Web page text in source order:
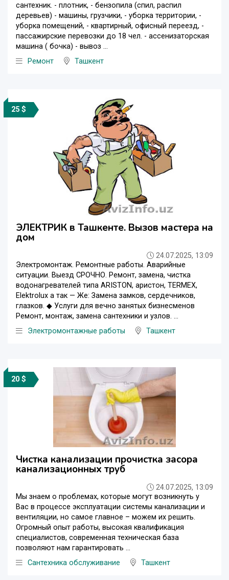
сантехник. - плотник, - бензопила (спил, распил
деревьев) - машины, грузчики, - уборка территории, -
уборка помещений, - квартирный, офисный переезд, -
пассажирские перевозки до 18 чел. - ассенизаторская
машина ( бочка) - вывоз ...
Ремонт
Ташкент
25 $
ЭЛЕКТРИК в Ташкенте. Вызов мастера на
дом
24.07.2025, 13:09
Электромонтаж. Ремонтные работы. Аварийные
ситуации. Выезд СРОЧНО. Ремонт, замена, чистка
водонагревателей типа АRISTON, аристон, TERMEX,
Elektrolux а так — Же: Замена замков, сердечников,
глазков. ◆ Услуги для вечно занятых бизнесменов
Ремонт, монтаж, замена сантехники и узлов. ...
Электромонтажные работы
Ташкент
20 $
Чистка канализации прочистка засора
канализационных труб
24.07.2025, 13:09
Мы знаем о проблемах, которые могут возникнуть у
Вас в процессе эксплуатации системы канализации и
вентиляции, но самое главное – можем их решить.
Огромный опыт работы, высокая квалификация
специалистов, современная техническая база
позволяют нам гарантировать ...
Сантехника обслуживание
Ташкент